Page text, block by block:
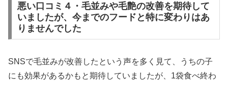
悪い口コミ４・毛並みや毛艶の改善を期待して
いましたが、今までのフードと特に変わりはあ
りませんでした
SNSで毛並みが改善したという声を多く見て、うちの子
にも効果があるかもと期待していましたが、1袋食べ終わ